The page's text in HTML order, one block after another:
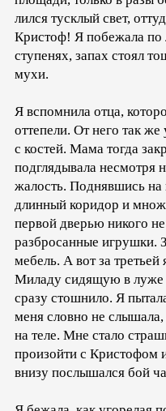
лился тусклый свет,
Кристоф! Я побежала по
ступенях, запах стоял
мухи.
Я вспомнила отца,
оттепели. От него так
с костей. Мама тогда
подглядывала несмотря
жалость. Поднявшись на
длинный коридор и
первой дверью никого
разбросанные игрушки.
мебель. А вот за
Миладу сидящую в луже
сразу стошнило. Я
меня словно не слышала,
на теле. Мне стало
произойти с Кристофом
внизу послышался бой